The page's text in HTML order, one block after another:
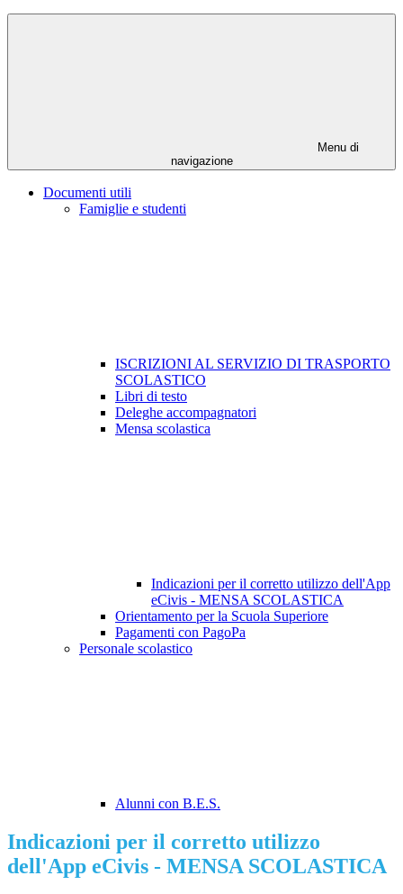
Menu di
navigazione
Documenti utili
Famiglie e studenti
ISCRIZIONI AL SERVIZIO DI TRASPORTO
SCOLASTICO
Libri di testo
Deleghe accompagnatori
Mensa scolastica
Indicazioni per il corretto utilizzo dell'App
eCivis - MENSA SCOLASTICA
Orientamento per la Scuola Superiore
Pagamenti con PagoPa
Personale scolastico
Alunni con B.E.S.
Indicazioni per il corretto utilizzo
dell'App eCivis - MENSA SCOLASTICA